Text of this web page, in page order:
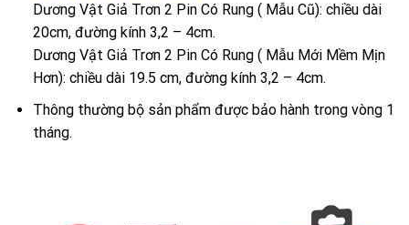
Dương Vật Giả Trơn 2 Pin Có Rung ( Mẫu Cũ): chiều dài
20cm, đường kính 3,2 – 4cm.
Dương Vật Giả Trơn 2 Pin Có Rung ( Mẫu Mới Mềm Mịn
Hơn): chiều dài 19.5 cm, đường kính 3,2 – 4cm.
Thông thường bộ sản phẩm được bảo hành trong vòng 1
tháng.